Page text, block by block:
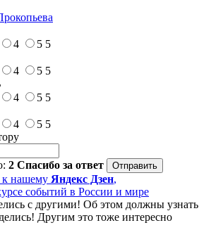
4 5 5
4 5 5
4 5 5
4 5 5
2 Спасибо за ответ
к нашему Яндекс Дзен,
событий в России и мире
с другими! Об этом должны узнать
Другим это тоже интересно